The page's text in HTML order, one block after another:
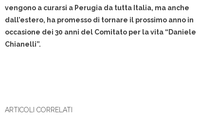
vengono a curarsi a Perugia da tutta Italia, ma anche
dall’estero, ha promesso di tornare il prossimo anno in
occasione dei 30 anni del Comitato per la vita “Daniele
Chianelli”.
ARTICOLI CORRELATI